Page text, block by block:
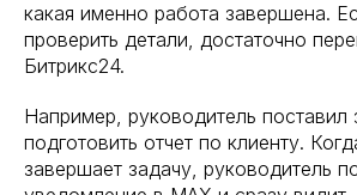
какая именно работа завершена.
проверить детали, достаточно
Битрикс24.
Например, руководитель поставил
подготовить отчет по клиенту.
завершает задачу, руководитель